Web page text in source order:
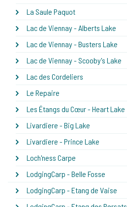
La Saule Paquot
Lac de Viennay - Alberts Lake
Lac de Viennay - Busters Lake
Lac de Viennay - Scooby's Lake
Lac des Cordeliers
Le Repaire
Les Étangs du Cœur - Heart Lake
Livardiere - Big Lake
Livardiere - Prince Lake
Loch'ness Carpe
LodgingCarp - Belle Fosse
LodgingCarp - Etang de Vaise